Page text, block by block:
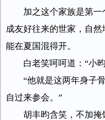
加之这个家族是第
成友好往来的世家，自
能在夏国混得开。
白老笑呵呵道：“小
“他就是这两年身子
自过来参会。”
胡丰昀含笑，不加